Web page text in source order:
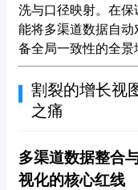
洗与口径映射。在
能将多渠道数据自
备全局一致性的全景
割裂的增长视
之痛
多渠道数据整合
视化的核心红线